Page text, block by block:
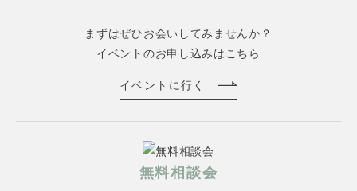
まずはぜひお会いしてみませんか？
イベントのお申し込みはこちら
イベントに行く
無料相談会